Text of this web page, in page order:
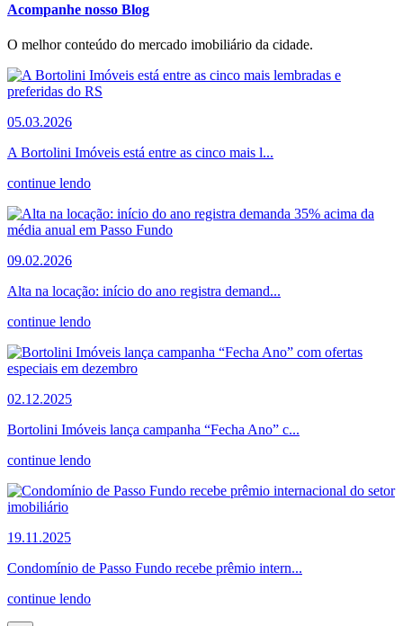
Acompanhe nosso Blog
O melhor conteúdo do mercado imobiliário da cidade.
05.03.2026
A Bortolini Imóveis está entre as cinco mais l...
continue lendo
09.02.2026
Alta na locação: início do ano registra demand...
continue lendo
02.12.2025
Bortolini Imóveis lança campanha “Fecha Ano” c...
continue lendo
19.11.2025
Condomínio de Passo Fundo recebe prêmio intern...
continue lendo